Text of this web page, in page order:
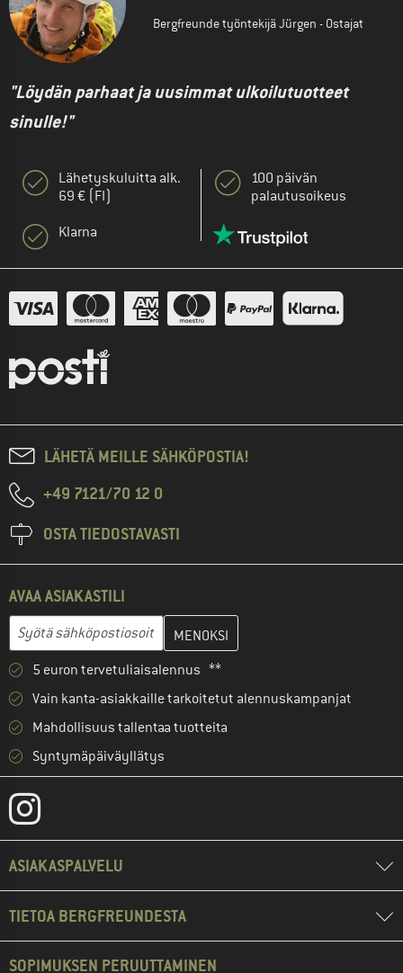
Bergfreunde työntekijä Jürgen - Ostajat
"Löydän parhaat ja uusimmat ulkoilutuotteet
sinulle!"
Lähetyskuluitta alk.
69 € (FI)
Klarna
100 päivän
palautusoikeus
LÄHETÄ MEILLE SÄHKÖPOSTIA!
+49 7121/70 12 0
OSTA TIEDOSTAVASTI
AVAA ASIAKASTILI
Sähköpostiosoite
Anna sähköpostiosoitteesi ja luo seuraavassa vaiheessa
5 euron tervetuliaisalennus **
Vain kanta-asiakkaille tarkoitetut alennuskampanjat
Mahdollisuus tallentaa tuotteita
Syntymäpäiväyllätys
ASIAKASPALVELU
TIETOA BERGFREUNDESTA
SOPIMUKSEN PERUUTTAMINEN